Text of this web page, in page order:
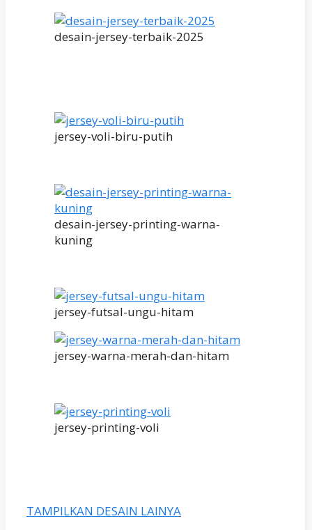
desain-jersey-terbaik-2025
jersey-voli-biru-putih
desain-jersey-printing-warna-
kuning
jersey-futsal-ungu-hitam
jersey-warna-merah-dan-hitam
jersey-printing-voli
TAMPILKAN DESAIN LAINYA